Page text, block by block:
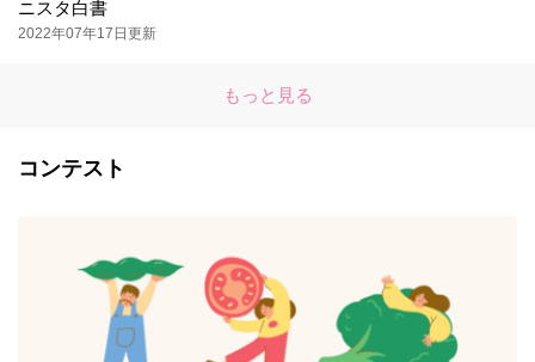
ニスタ白書
2022年07年17日更新
もっと見る
コンテスト